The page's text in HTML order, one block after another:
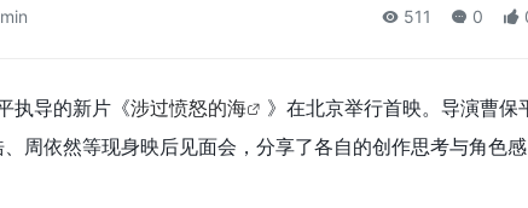
511 0
执导的新片《涉过愤怒的海
》在北京举行首映。导演曹保
周依然等现身映后见面会，分享了各自的创作思考与角色感